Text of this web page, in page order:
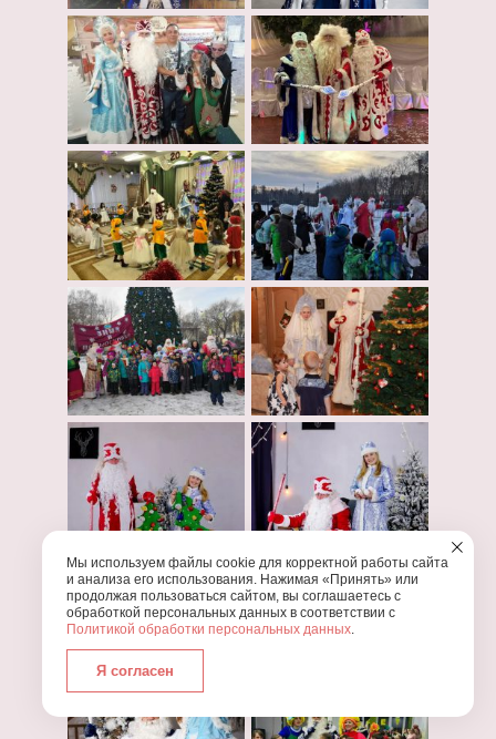
Мы используем файлы cookie для корректной работы сайта
и анализа его использования. Нажимая «Принять» или
продолжая пользоваться сайтом, вы соглашаетесь с
обработкой персональных данных в соответствии с
Политикой обработки персональных данных.
Я согласен